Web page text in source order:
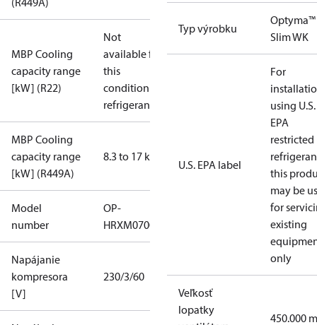
MBP Cooling
capacity range
[kW] (R22)
Not
available for
this
condition /
refrigerant
MBP Cooling
capacity range
[kW] (R449A)
8.3 to 17 kW
Model
number
OP-
HRXM0700UWK000Q
Napájanie
kompresora
[V]
230/3/60
Typ výrobku
Optyma™
Slim WK
U.S. EPA label
For
using U.S.
EPA
restricted
this
may be
for
existing
only
Veľkosť
lopatky
450.000